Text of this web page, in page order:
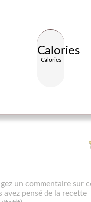
Calories
Calories